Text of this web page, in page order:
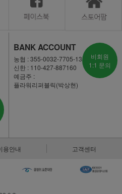
BANK ACCOUNT
농협 : 355-0032-7705-13
신한 : 110-427-887160
예금주 :
플라워리퍼블릭(박상현)
비회원
1:1 문의
용안내 고객센터